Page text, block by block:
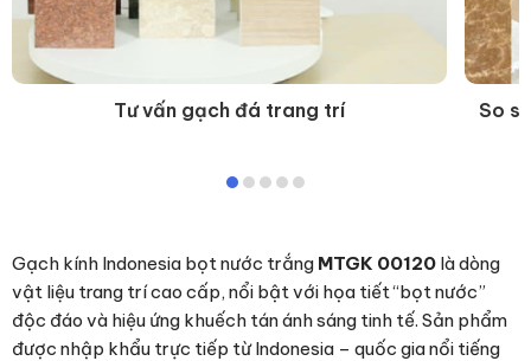
Tư vấn gạch đá trang trí So
Gạch kính Indonesia bọt nước trắng MTGK 00120 là dòng
vật liệu trang trí cao cấp, nổi bật với họa tiết “bọt nước”
độc đáo và hiệu ứng khuếch tán ánh sáng tinh tế. Sản phẩm
được nhập khẩu trực tiếp từ Indonesia – quốc gia nổi tiếng